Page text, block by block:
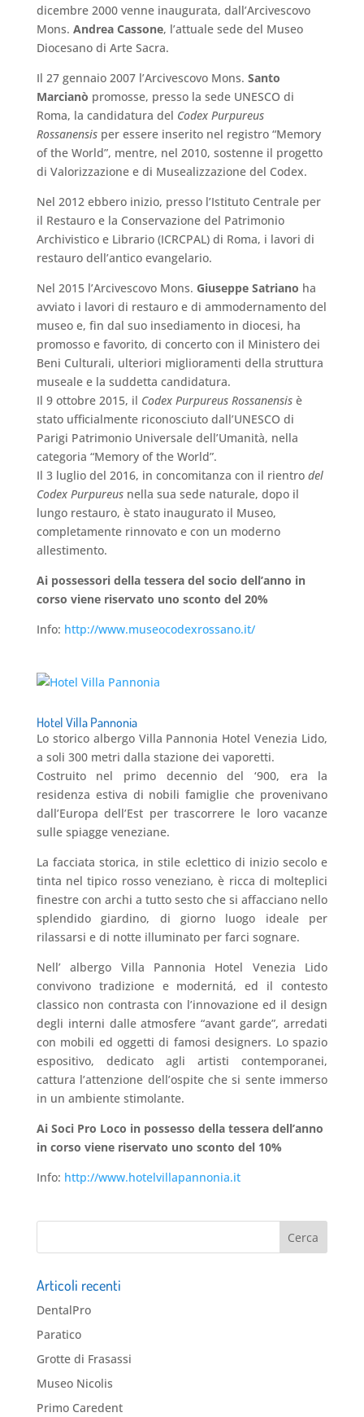
dicembre 2000 venne inaugurata, dall’Arcivescovo
Mons. Andrea Cassone, l’attuale sede del Museo
Diocesano di Arte Sacra.
Il 27 gennaio 2007 l’Arcivescovo Mons. Santo
Marcianò promosse, presso la sede UNESCO di
Roma, la candidatura del Codex Purpureus
Rossanensisper essere inserito nel registro “Memory
of the World”, mentre, nel 2010, sostenne il progetto
di Valorizzazione e di Musealizzazione del Codex.
Nel 2012 ebbero inizio, presso l’Istituto Centrale per
il Restauro e la Conservazione del Patrimonio
Archivistico e Librario (ICRCPAL) di Roma, i lavori di
restauro dell’antico evangelario.
Nel 2015 l’Arcivescovo Mons. Giuseppe Satriano ha
avviato i lavori di restauro e di ammodernamento del
museo e, fin dal suo insediamento in diocesi, ha
promosso e favorito, di concerto con il Ministero dei
Beni Culturali, ulteriori miglioramenti della struttura
museale e la suddetta candidatura.
Il 9 ottobre 2015, il Codex Purpureus Rossanensis è
stato ufficialmente riconosciuto dall’UNESCO di
Parigi Patrimonio Universale dell’Umanità, nella
categoria “Memory of the World”.
Il 3 luglio del 2016, in concomitanza con il rientro del
Codex Purpureusnella sua sede naturale, dopo il
lungo restauro, è stato inaugurato il Museo,
completamente rinnovato e con un moderno
allestimento.
Ai possessori della tessera del socio dell’anno in
corso viene riservato uno sconto del 20%
Info: http://www.museocodexrossano.it/
Hotel Villa Pannonia
Lo storico albergo Villa Pannonia Hotel Venezia Lido,
a soli 300 metri dalla stazione dei vaporetti.
Costruito nel primo decennio del ‘900, era la
residenza estiva di nobili famiglie che provenivano
dall’Europa dell’Est per trascorrere le loro vacanze
sulle spiagge veneziane.
La facciata storica, in stile eclettico di inizio secolo e
tinta nel tipico rosso veneziano, è ricca di molteplici
finestre con archi a tutto sesto che si affacciano nello
splendido giardino, di giorno luogo ideale per
rilassarsi e di notte illuminato per farci sognare.
Nell’ albergo Villa Pannonia Hotel Venezia Lido
convivono tradizione e modernitá, ed il contesto
classico non contrasta con l’innovazione ed il design
degli interni dalle atmosfere “avant garde”, arredati
con mobili ed oggetti di famosi designers. Lo spazio
espositivo, dedicato agli artisti contemporanei,
cattura l’attenzione dell’ospite che si sente immerso
in un ambiente stimolante.
Ai Soci Pro Loco in possesso della tessera dell’anno
in corso viene riservato uno sconto del 10%
Info: http://www.hotelvillapannonia.it
Articoli recenti
DentalPro
Paratico
Grotte di Frasassi
Museo Nicolis
Primo Caredent